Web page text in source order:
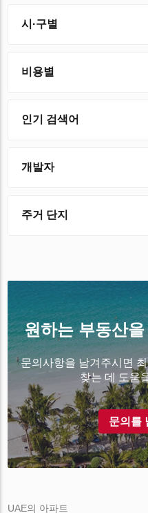
시·구별
비용별
인기 검색어
개발자
주거 단지
원하는 부동산
문의사항을 남겨주시면
찾는 데 도움
문의를
UAE의 아파트